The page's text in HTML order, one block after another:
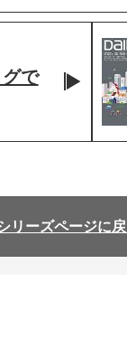
で
リーズページに